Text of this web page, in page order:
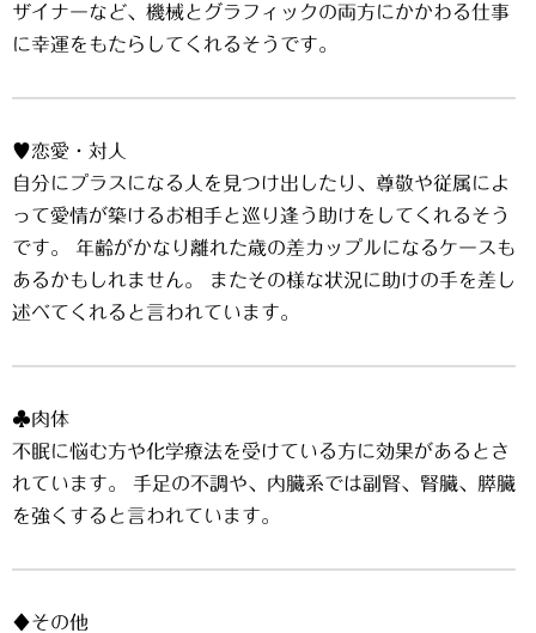
ザイナーなど、機械とグラフィックの両方にかかわる仕事
に幸運をもたらしてくれるそうです。
♥恋愛・対人
自分にプラスになる人を見つけ出したり、尊敬や従属によ
って愛情が築けるお相手と巡り逢う助けをしてくれるそう
です。 年齢がかなり離れた歳の差カップルになるケースも
あるかもしれません。 またその様な状況に助けの手を差し
述べてくれると言われています。
♣肉体
不眠に悩む方や化学療法を受けている方に効果があるとさ
れています。 手足の不調や、内臓系では副腎、腎臓、膵臓
を強くすると言われています。
♦その他